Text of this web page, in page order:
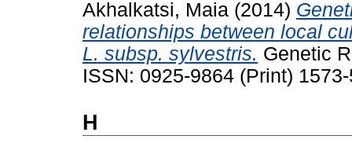
Akhalkatsi, Maia (2014)
relationships between local
L. subsp. sylvestris. Genetic
ISSN: 0925-9864 (Print)
H